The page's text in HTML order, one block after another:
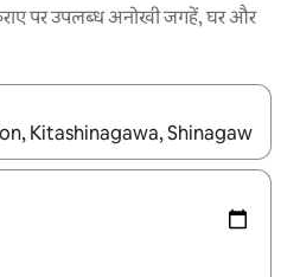
पर उपलब्ध अनोखी जगहें, घर और
डाउन 'ऐरो की' का इस्तेमाल करके नेविगेट